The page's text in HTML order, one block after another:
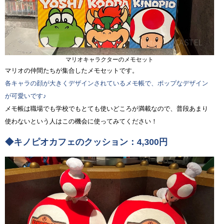
マリオキャラクターのメモセット
マリオの仲間たちが集合したメモセットです。
各キャラの顔が大きくデザインされているメモ帳で、ポップなデザイン
が可愛いです♪
メモ帳は職場でも学校でもとても使いどころが満載なので、普段あまり
使わないという人はこの機会に使ってみてください！
◆キノピオカフェのクッション：4,300円